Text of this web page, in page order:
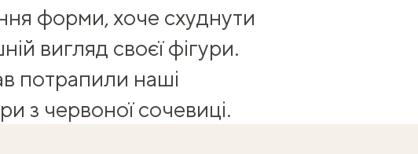
форми, хоче схуднути
вигляд своєї фігури.
потрапили наші
з червоної сочевиці.